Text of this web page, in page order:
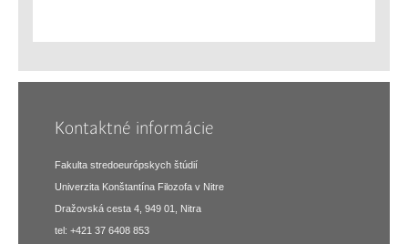
Kontaktné informácie
Fakulta stredoeurópskych štúdií
Univerzita Konštantína Filozofa v Nitre
Dražovská cesta 4, 949 01, Nitra
tel: +421 37 6408 853